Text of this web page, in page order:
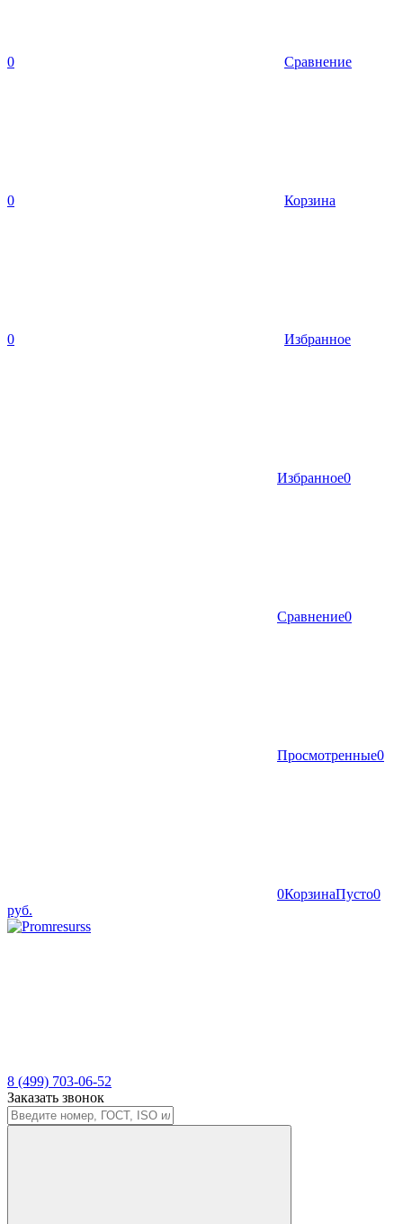
0 Сравнение
0 Корзина
0 Избранное
Избранное0
Сравнение0
Просмотренные0
0КорзинаПусто0
руб.
8 (499) 703-06-52
Заказать звонок